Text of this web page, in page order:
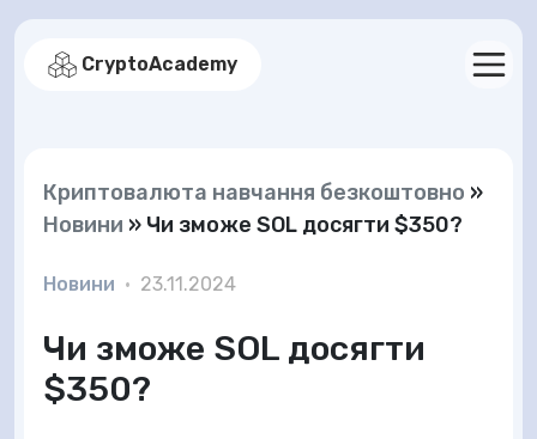
CryptoAcademy
Криптовалюта навчання безкоштовно »
Новини » Чи зможе SOL досягти $350?
Новини • 23.11.2024
Чи зможе SOL досягти
$350?